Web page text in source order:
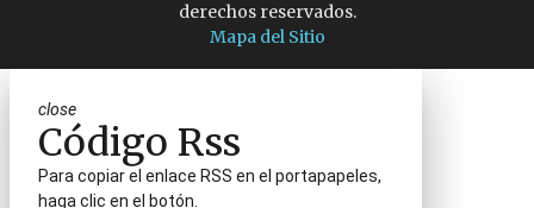
derechos reservados.
Mapa del Sitio
close
Código Rss
Para copiar el enlace RSS en el portapapeles,
haga clic en el botón.